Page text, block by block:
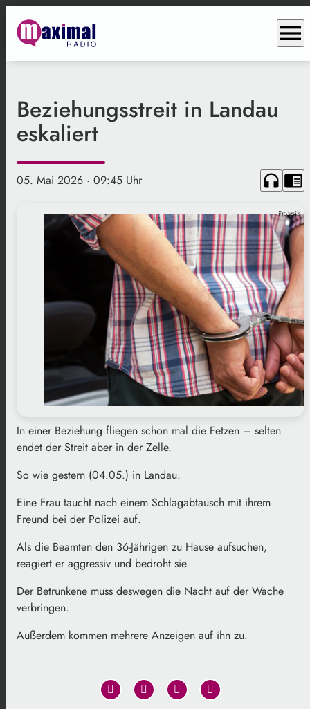
menu
Beziehungsstreit in Landau
eskaliert
05. Mai 2026 · 09:45 Uhr headphones chrome_reader_mode
Freepik
In einer Beziehung fliegen schon mal die Fetzen – selten
endet der Streit aber in der Zelle.
So wie gestern (04.05.) in Landau.
Eine Frau taucht nach einem Schlagabtausch mit ihrem
Freund bei der Polizei auf.
Als die Beamten den 36-Jährigen zu Hause aufsuchen,
reagiert er aggressiv und bedroht sie.
Der Betrunkene muss deswegen die Nacht auf der Wache
verbringen.
Außerdem kommen mehrere Anzeigen auf ihn zu.